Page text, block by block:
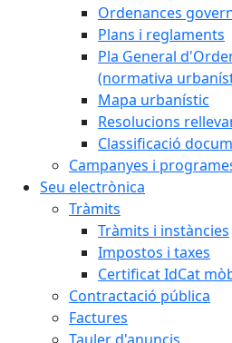
Ordenances
Plans i reglaments
Pla General
(normativa
Mapa urbanístic
Resolucions
Classificació
Campanyes i
Seu electrònica
Tràmits
Tràmits i instàncies
Impostos i taxes
Certificat IdCat
Contractació pública
Factures